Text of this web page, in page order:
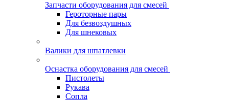
Запчасти оборудования для смесей
Героторные пары
Для безвоздушных
Для шнековых
Валики для шпатлевки
Оснастка оборудования для смесей
Пистолеты
Рукава
Сопла